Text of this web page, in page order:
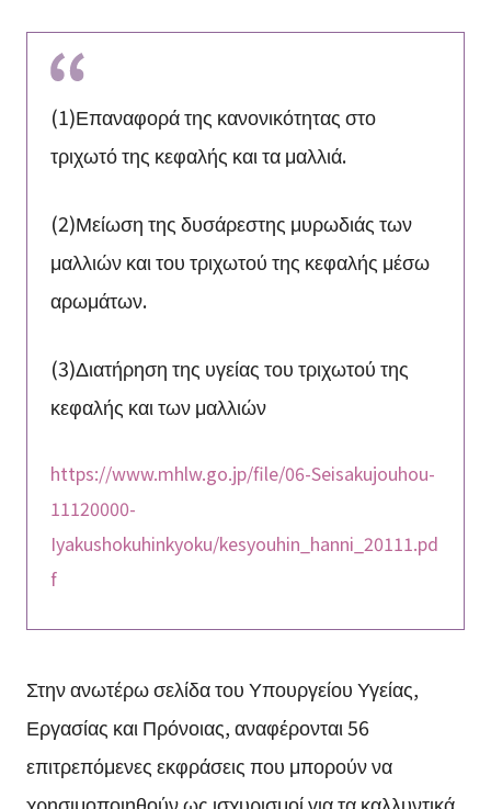
(1)Επαναφορά της κανονικότητας στο
τριχωτό της κεφαλής και τα μαλλιά.
(2)Μείωση της δυσάρεστης μυρωδιάς των
μαλλιών και του τριχωτού της κεφαλής μέσω
αρωμάτων.
(3)Διατήρηση της υγείας του τριχωτού της
κεφαλής και των μαλλιών
https://www.mhlw.go.jp/file/06-Seisakujouhou-
11120000-
Iyakushokuhinkyoku/kesyouhin_hanni_20111.pd
f
Στην ανωτέρω σελίδα του Υπουργείου Υγείας,
Εργασίας και Πρόνοιας, αναφέρονται 56
επιτρεπόμενες εκφράσεις που μπορούν να
χρησιμοποιηθούν ως ισχυρισμοί για τα καλλυντικά.